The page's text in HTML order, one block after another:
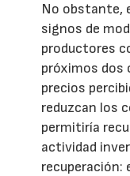
No obstante,
signos de
productores
próximos dos
precios
reduzcan los
permitiría
actividad
recuperación: